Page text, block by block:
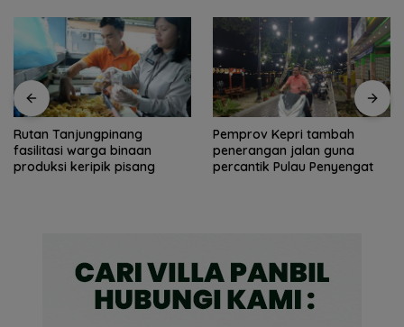
Rutan Tanjungpinang
fasilitasi warga binaan
produksi keripik pisang
Pemprov Kepri tambah
penerangan jalan guna
percantik Pulau Penyengat